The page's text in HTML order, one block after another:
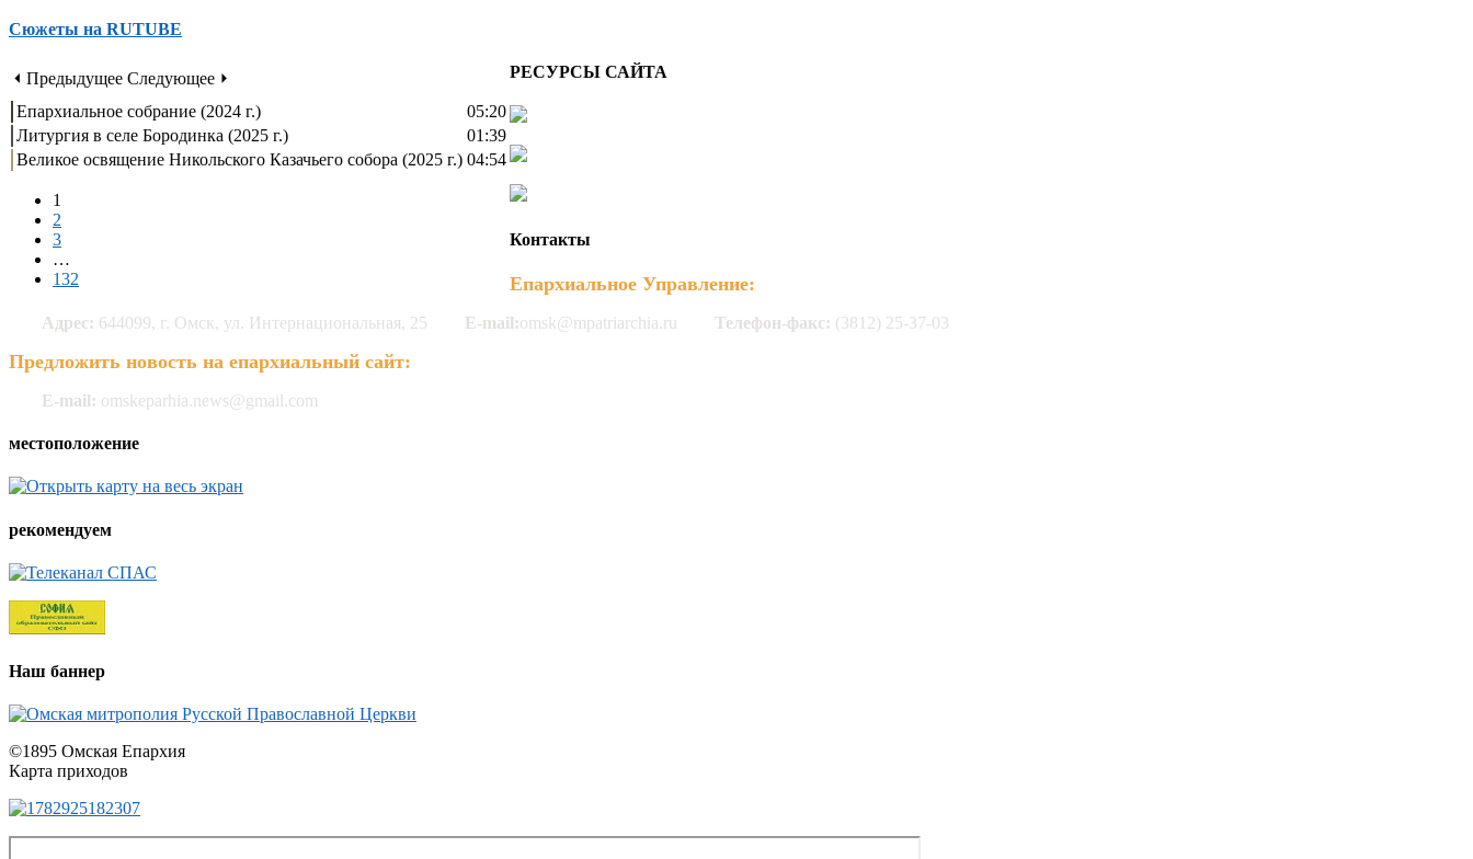
Сюжеты на RUTUBE
⏴ Предыдущее Следующее ⏵
Епархиальное собрание (2024 г.)
05:20
Литургия в селе Бородинка (2025 г.)
01:39
Великое освящение Никольского Казачьего собора (2025 г.) 04:54
1
2
3
…
132
РЕСУРСЫ САЙТА
Контакты
Епархиальное Управление:
Адрес: 644099, г. Омск, ул. Интернациональная, 25 E-mail:omsk@mpatriarchia.ru Телефон-факс: (3812) 25-37-03
Предложить новость на епархиальный сайт:
E-mail: omskeparhia.news@gmail.com
местоположение
рекомендуем
Наш баннер
©1895 Омская Епархия
Карта приходов